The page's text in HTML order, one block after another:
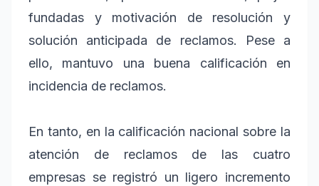
fundadas y motivación de resolución y
solución anticipada de reclamos. Pese a
ello, mantuvo una buena calificación en
incidencia de reclamos.
En tanto, en la calificación nacional sobre la
atención de reclamos de las cuatro
empresas se registró un ligero incremento